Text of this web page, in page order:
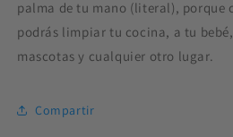
palma de tu mano (literal), porque
podrás limpiar tu cocina, a tu
mascotas y cualquier otro lugar.
Compartir